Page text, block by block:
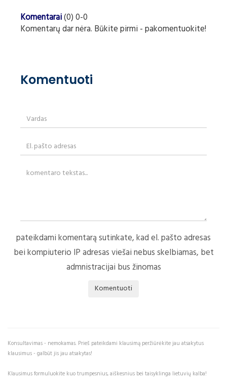
Komentarai(0) 0-0
Komentarų dar nėra. Būkite pirmi - pakomentuokite!
Komentuoti
pateikdami komentarą sutinkate, kad el. pašto adresas
bei kompiuterio IP adresas viešai nebus skelbiamas, bet
admnistracijai bus žinomas
Komentuoti
Konsultavimas - nemokamas. Prieš pateikdami klausimą peržiūrėkite jau atsakytus
klausimus - galbūt jis jau atsakytas!
Klausimus formuluokite kuo trumpesnius, aiškesnius bei taisyklinga lietuvių kalba!